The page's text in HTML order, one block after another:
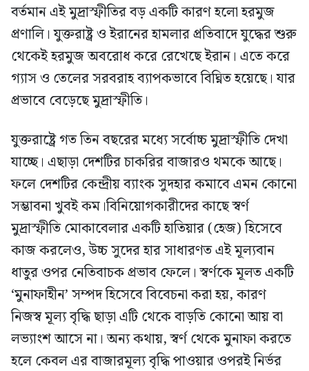
বর্তমান এই মুদ্রাস্ফীতির বড় একটি কারণ হলো হরমুজ
প্রণালি। যুক্তরাষ্ট্র ও ইরানের হামলার প্রতিবাদে যুদ্ধের শুরু
থেকেই হরমুজ অবরোধ করে রেখেছে ইরান। এতে করে
গ্যাস ও তেলের সরবরাহ ব্যাপকভাবে বিঘ্নিত হয়েছে। যার
প্রভাবে বেড়েছে মুদ্রাস্ফীতি।
যুক্তরাষ্ট্রে গত তিন বছরের মধ্যে সর্বোচ্চ মুদ্রাস্ফীতি দেখা
যাচ্ছে। এছাড়া দেশটির চাকরির বাজারও থমকে আছে।
ফলে দেশটির কেন্দ্রীয় ব্যাংক সুদহার কমাবে এমন কোনো
সম্ভাবনা খুবই কম।বিনিয়োগকারীদের কাছে স্বর্ণ
মুদ্রাস্ফীতি মোকাবেলার একটি হাতিয়ার (হেজ) হিসেবে
কাজ করলেও, উচ্চ সুদের হার সাধারণত এই মূল্যবান
ধাতুর ওপর নেতিবাচক প্রভাব ফেলে। স্বর্ণকে মূলত একটি
‘মুনাফাহীন’ সম্পদ হিসেবে বিবেচনা করা হয়, কারণ
নিজস্ব মূল্য বৃদ্ধি ছাড়া এটি থেকে বাড়তি কোনো আয় বা
লভ্যাংশ আসে না। অন্য কথায়, স্বর্ণ থেকে মুনাফা করতে
হলে কেবল এর বাজারমূল্য বৃদ্ধি পাওয়ার ওপরই নির্ভর